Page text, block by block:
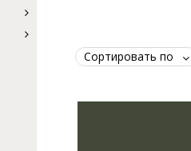
Сортировать по